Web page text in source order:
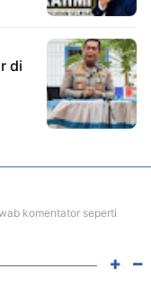
di
komentator seperti